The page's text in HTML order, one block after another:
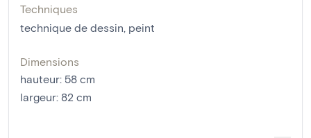
Techniques
technique de dessin, peint
Dimensions
hauteur: 58 cm
largeur: 82 cm